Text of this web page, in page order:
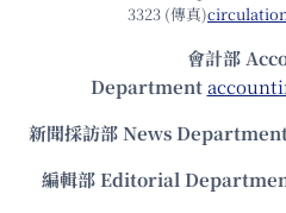
3323 (傳真)
會計部
Department
新聞採訪部 News
編輯部 Editorial